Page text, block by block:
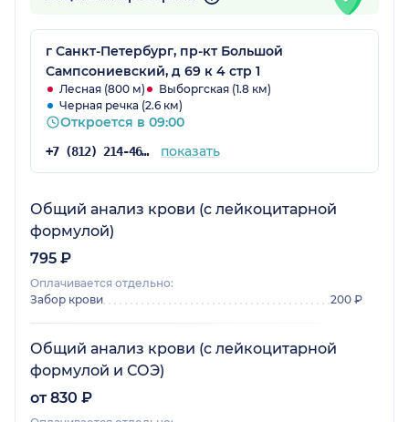
г Санкт-Петербург, пр-кт Большой
Сампсониевский, д 69 к 4 стр 1
Лесная (800 м)
Выборгская (1.8 км)
Черная речка (2.6 км)
Откроется в 09:00
+7 (812) 214-46-41 показать
Общий анализ крови (c лейкоцитарной
формулой)
795 ₽
Оплачивается отдельно:
Забор крови
200 ₽
Общий анализ крови (c лейкоцитарной
формулой и СОЭ)
от 830 ₽